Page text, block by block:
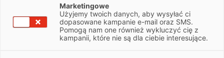
Wszystkie
Autoryzacja serwisu:
Marketingowe
Użyjemy twoich danych, aby wysyłać ci
dopasowane kampanie e-mail oraz SMS.
Pomogą nam one również wykluczyć cię z
kampanii, które nie są dla ciebie interesujące.